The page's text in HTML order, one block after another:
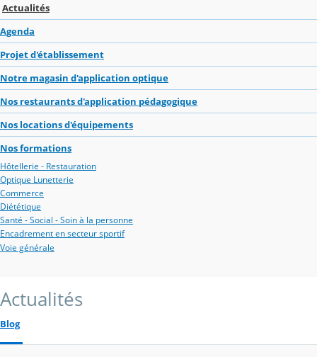
Actualités
Agenda
Projet d'établissement
Notre magasin d'application optique
Nos restaurants d'application pédagogique
Nos locations d'équipements
Nos formations
Hôtellerie - Restauration
Optique Lunetterie
Commerce
Diététique
Santé - Social - Soin à la personne
Encadrement en secteur sportif
Voie générale
Actualités
Blog